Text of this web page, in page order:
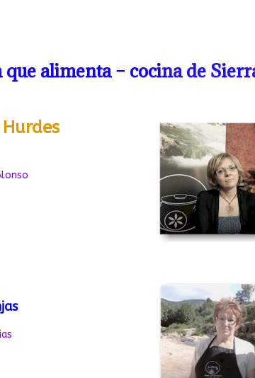
que alimenta – cocina de